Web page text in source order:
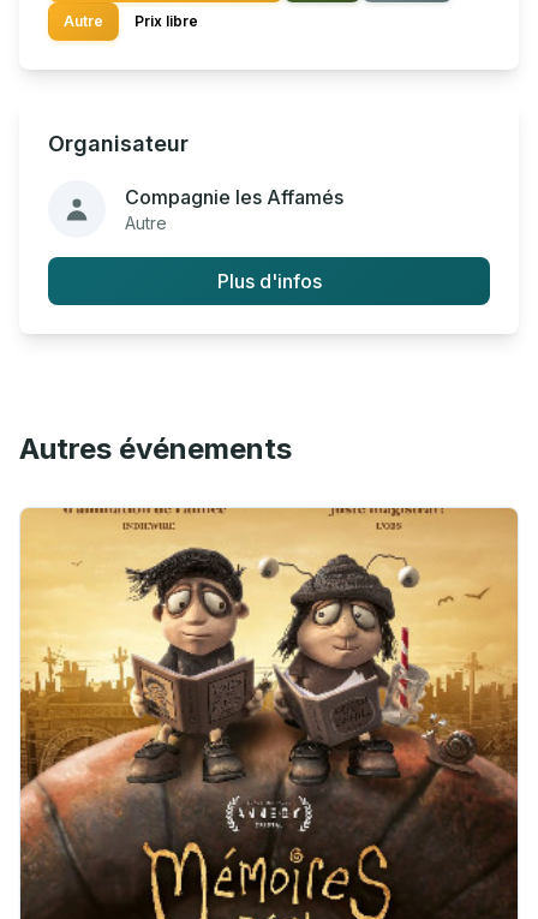
Autre Prix libre
Organisateur
Compagnie les Affamés
Autre
Plus d'infos
Autres événements